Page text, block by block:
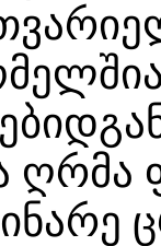
ღრმა